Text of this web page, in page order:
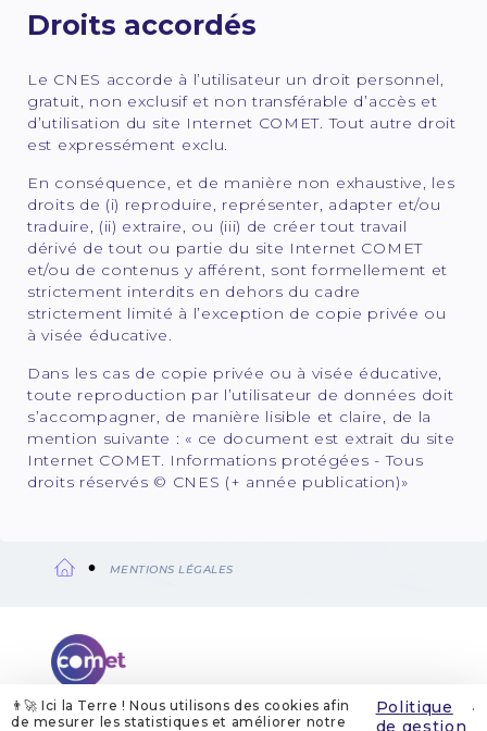
👨‍🚀 Ici la Terre ! Nous utilisons des cookies afin
de mesurer les statistiques et améliorer notre
Politique
de gestion
.
Droits accordés
Le CNES accorde à l’utilisateur un droit personnel,
gratuit, non exclusif et non transférable d’accès et
d’utilisation du site Internet COMET. Tout autre droit
est expressément exclu.
En conséquence, et de manière non exhaustive, les
droits de (i) reproduire, représenter, adapter et/ou
traduire, (ii) extraire, ou (iii) de créer tout travail
dérivé de tout ou partie du site Internet COMET
et/ou de contenus y afférent, sont formellement et
strictement interdits en dehors du cadre
strictement limité à l’exception de copie privée ou
à visée éducative.
Dans les cas de copie privée ou à visée éducative,
toute reproduction par l’utilisateur de données doit
s’accompagner, de manière lisible et claire, de la
mention suivante : « ce document est extrait du site
Internet COMET. Informations protégées - Tous
droits réservés © CNES (+ année publication)»
d'Ariane
MENTIONS LÉGALES